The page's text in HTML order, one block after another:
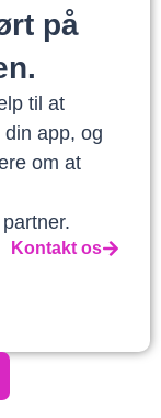
på
til at
din app, og
om at
Kontakt os